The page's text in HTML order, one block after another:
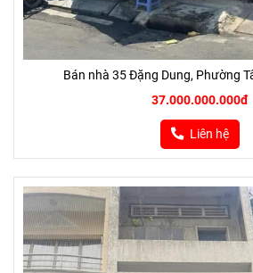
Bán nhà 35 Đặng Dung, Phường
37.000.000.000đ
Liên hệ